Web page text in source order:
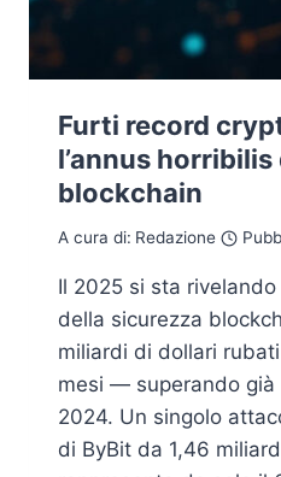
Furti record
l’annus
blockchain
A cura di: Redazione
Il 2025 si sta rivelando
della sicurezza
miliardi di dollari
mesi — superando già
2024. Un singolo
di ByBit da 1,46